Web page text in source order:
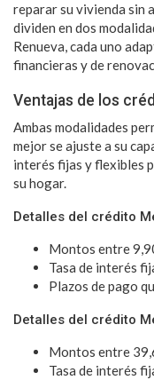
reparar su vivienda sin
dividen en dos
Renueva, cada uno
financieras y de
Ventajas de los
Ambas modalidades
mejor se ajuste a su
interés fijas y flexibles
su hogar.
Detalles del crédito
Montos entre
Tasa de interés
Plazos de pago
Detalles del crédito
Montos entre
Tasa de interés